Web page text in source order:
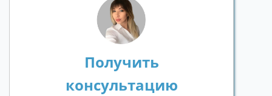
Получить
консультацию